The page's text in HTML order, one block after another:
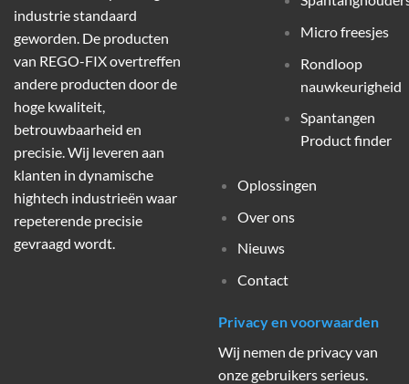
industrie standaard
geworden. De producten
van REGO-FIX overtreffen
andere producten door de
hoge kwaliteit,
betrouwbaarheid en
precisie. Wij leveren aan
klanten in dynamische
hightech industrieën waar
repeterende precisie
gevraagd wordt.
Micro freesjes
Rondloop
nauwkeurigheid
Spantangen
Product finder
Oplossingen
Over ons
Nieuws
Contact
Privacy en voorwaarden
Wij nemen de privacy van
onze gebruikers serieus.